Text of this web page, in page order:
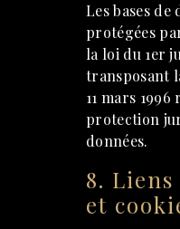
Les bases de
protégées
la loi du 1er
transposant
11 mars
protection
données.
8.
et